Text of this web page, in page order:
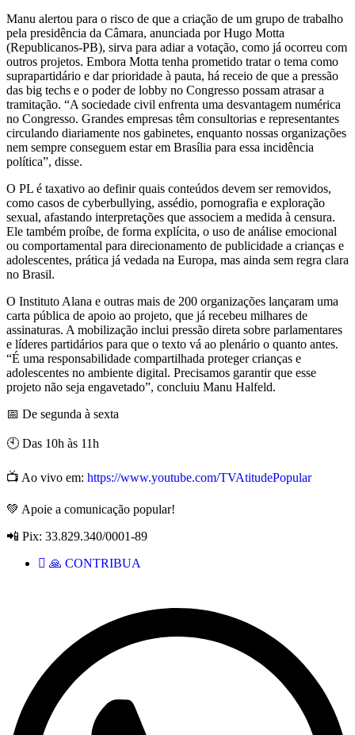
Manu alertou para o risco de que a criação de um grupo de trabalho
pela presidência da Câmara, anunciada por Hugo Motta
(Republicanos-PB), sirva para adiar a votação, como já ocorreu com
outros projetos. Embora Motta tenha prometido tratar o tema como
suprapartidário e dar prioridade à pauta, há receio de que a pressão
das big techs e o poder de lobby no Congresso possam atrasar a
tramitação. “A sociedade civil enfrenta uma desvantagem numérica
no Congresso. Grandes empresas têm consultorias e representantes
circulando diariamente nos gabinetes, enquanto nossas organizações
nem sempre conseguem estar em Brasília para essa incidência
política”, disse.
O PL é taxativo ao definir quais conteúdos devem ser removidos,
como casos de cyberbullying, assédio, pornografia e exploração
sexual, afastando interpretações que associem a medida à censura.
Ele também proíbe, de forma explícita, o uso de análise emocional
ou comportamental para direcionamento de publicidade a crianças e
adolescentes, prática já vedada na Europa, mas ainda sem regra clara
no Brasil.
O Instituto Alana e outras mais de 200 organizações lançaram uma
carta pública de apoio ao projeto, que já recebeu milhares de
assinaturas. A mobilização inclui pressão direta sobre parlamentares
e líderes partidários para que o texto vá ao plenário o quanto antes.
“É uma responsabilidade compartilhada proteger crianças e
adolescentes no ambiente digital. Precisamos garantir que esse
projeto não seja engavetado”, concluiu Manu Halfeld.
📅 De segunda à sexta
🕙 Das 10h às 11h
📺 Ao vivo em: https://www.youtube.com/TVAtitudePopular
💚 Apoie a comunicação popular!
📲 Pix: 33.829.340/0001-89
🙏 CONTRIBUA